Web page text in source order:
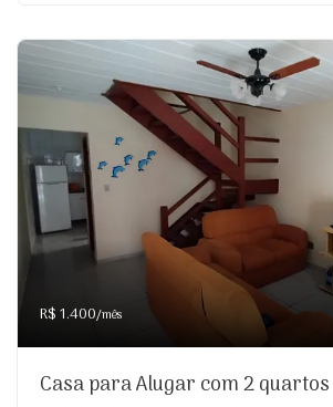
R$ 1.400/mês
Casa para Alugar com 2 quartos